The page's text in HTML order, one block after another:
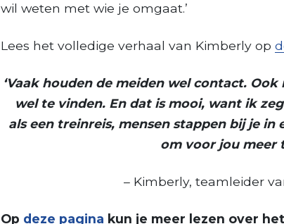
wil weten met wie je omgaat.’
Lees het volledige verhaal van Kimberly op
‘Vaak houden de meiden wel contact.
wel te vinden. En dat is mooi, want ik
als een treinreis, mensen stappen bij je
om voor jou meer
– Kimberly, teamleider
Op deze pagina kun je meer lezen over